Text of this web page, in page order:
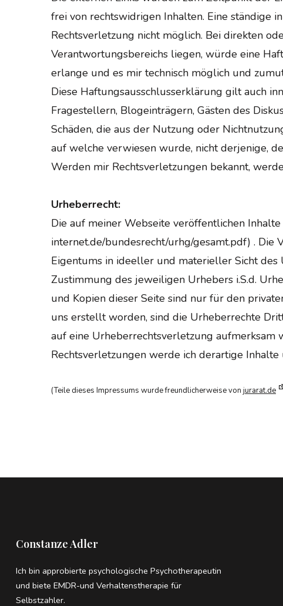
frei von rechtswidrigen Inhalten. Eine ständige
Rechtsverletzung nicht möglich. Bei direkten
Verantwortungsbereichs liegen, würde eine
erlange und es mir technisch möglich und
Diese Haftungsausschlusserklärung gilt auch
Fragestellern, Blogeinträgern, Gästen des
Schäden, die aus der Nutzung oder
auf welche verwiesen wurde, nicht derjenige,
Werden mir Rechtsverletzungen bekannt,
Urheberrecht:
Die auf meiner Webseite veröffentlichen
internet.de/bundesrecht/urhg/gesamt.pdf) .
Eigentums in ideeller und materieller Sicht
Zustimmung des jeweiligen Urhebers i.S.d.
und Kopien dieser Seite sind nur für den
uns erstellt worden, sind die Urheberrechte
auf eine Urheberrechtsverletzung aufmerksam
Rechtsverletzungen werde ich derartige
(Teile dieses Impressums wurde freundlicherweise von jurarat.de
Constanze Adler
Ich bin approbierte psychologische Psychotherapeutin
und biete EMDR-und Verhaltenstherapie für
Selbstzahler.